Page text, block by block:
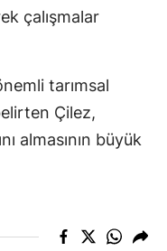
çalışmalar
tarımsal
Çilez,
almasının büyük